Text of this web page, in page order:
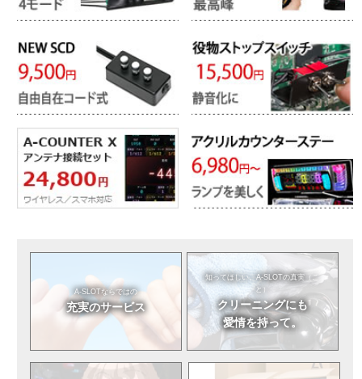
A-SLOTならではの
充実のサービス
知ってほしい。A-SLOTの真実（こ
と）
クリーニングにも
愛情を持って。